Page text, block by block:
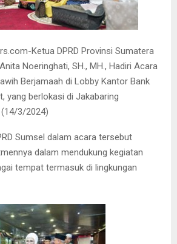
Ketua DPRD Provinsi Sumatera
Noeringhati, SH., MH., Hadiri Acara
Berjamaah di Lobby Kantor Bank
yang berlokasi di Jakabaring
3/2024)
Sumsel dalam acara tersebut
dalam mendukung kegiatan
tempat termasuk di lingkungan